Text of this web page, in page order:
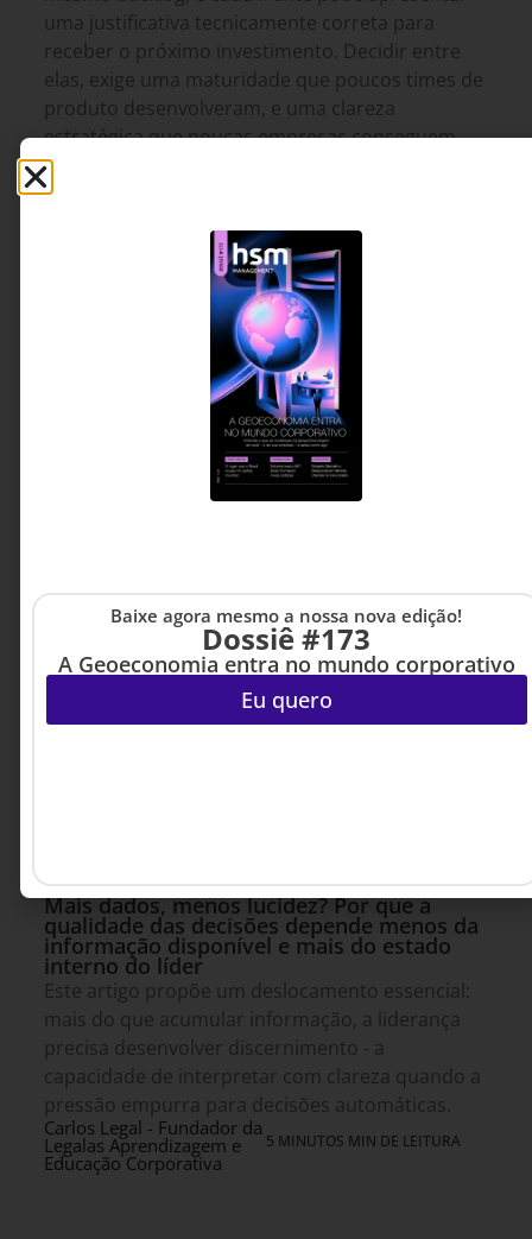
uma justificativa tecnicamente correta para
receber o próximo investimento. Decidir entre
elas, exige uma maturidade que poucos times de
produto desenvolveram, e uma clareza
estratégica que poucas empresas conseguem
articular.
Wilian Luis Domingues -
especialista em Inteligência
Artificial, Transformação
Digital e Produtos Digitais
LIDERANÇA 24 DE JUNHO DE 2026 08H00
Mais dados, menos lucidez? Por que a
qualidade das decisões depende menos da
informação disponível e mais do estado
interno do líder
Este artigo propõe um deslocamento essencial:
mais do que acumular informação, a liderança
precisa desenvolver discernimento - a
capacidade de interpretar com clareza quando a
pressão empurra para decisões automáticas.
Carlos Legal - Fundador da
Legalas Aprendizagem e
Educação Corporativa
5 MINUTOS MIN DE LEITURA
Baixe agora mesmo a nossa nova edição!
Dossiê #173
A Geoeconomia entra no mundo corporativo
Eu quero